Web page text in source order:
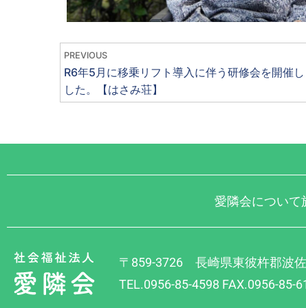
PREVIOUS
R6年5月に移乗リフト導入に伴う研修会を開催し
した。【はさみ荘】
愛隣会について
〒859-3726 長崎県東彼杵郡波
TEL.0956-85-4598 FAX.0956-85-